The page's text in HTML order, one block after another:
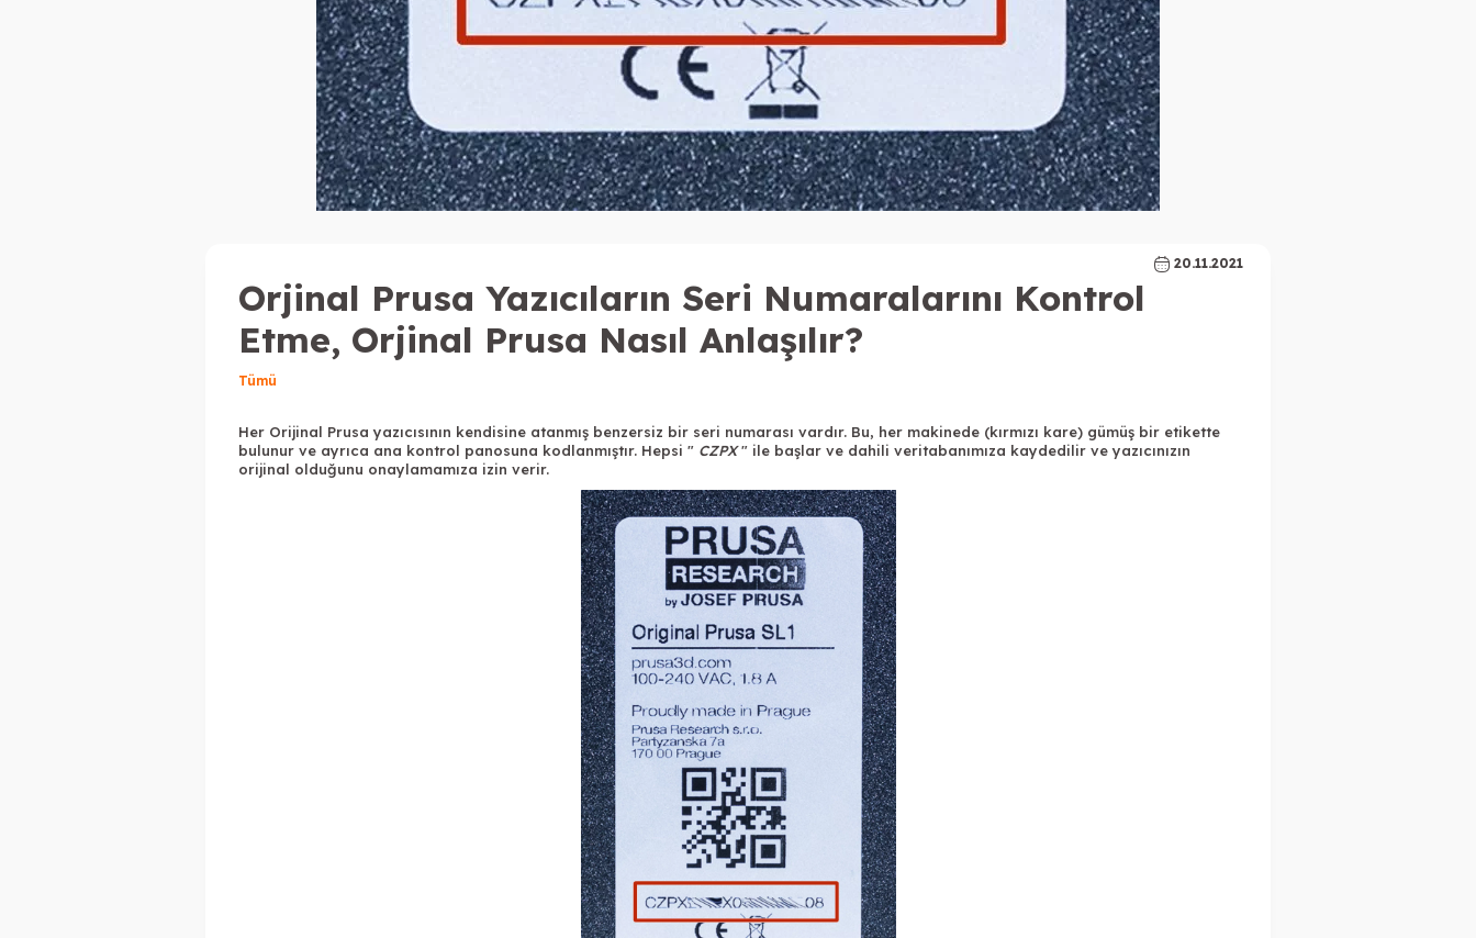
20.11.2021
Orjinal Prusa Yazıcıların Seri Numaralarını Kontrol
Etme, Orjinal Prusa Nasıl Anlaşılır?
Tümü
Her Orijinal Prusa yazıcısının kendisine atanmış benzersiz bir seri numarası vardır. Bu, her makinede (kırmızı kare) gümüş bir etikette
bulunur ve ayrıca ana kontrol panosuna kodlanmıştır. Hepsi " CZPX" ile başlar ve dahili veritabanımıza kaydedilir ve yazıcınızın
orijinal olduğunu onaylamamıza izin verir.